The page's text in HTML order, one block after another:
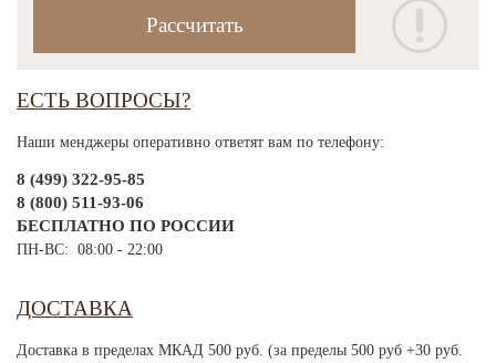
ЕСТЬ ВОПРОСЫ?
Наши менджеры оперативно ответят вам по телефону:
8 (499) 322-95-85
8 (800) 511-93-06
БЕСПЛАТНО ПО РОССИИ
ПН-ВС: 08:00 - 22:00
ДОСТАВКА
Доставка в пределах МКАД 500 руб. (за пределы 500 руб +30 руб.